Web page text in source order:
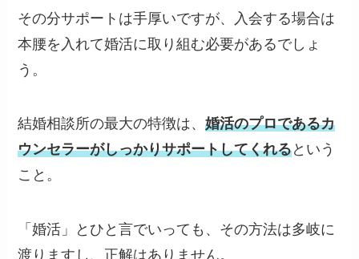
その分サポートは手厚いですが、入会する場合は
本腰を入れて婚活に取り組む必要があるでしょ
う。
結婚相談所の最大の特徴は、婚活のプロであるカ
ウンセラーがしっかりサポートしてくれるという
こと。
「婚活」とひと言でいっても、その方法は多岐に
渡りますし、正解はありません。